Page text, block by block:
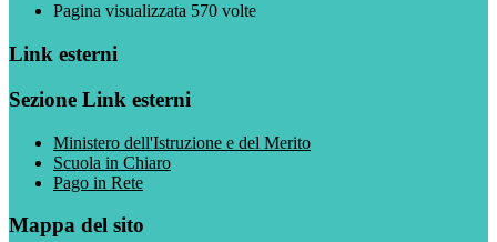
Pagina visualizzata 570 volte
Link esterni
Sezione Link esterni
Ministero dell'Istruzione e del Merito
Scuola in Chiaro
Pago in Rete
Mappa del sito